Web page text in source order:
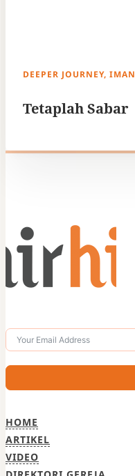
DEEPER JOURNEY, IMAN
Tetaplah Sabar
HOME
ARTIKEL
VIDEO